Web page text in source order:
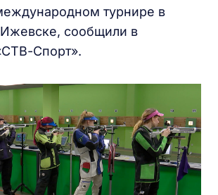
турнире в
сообщили в
Спорт».